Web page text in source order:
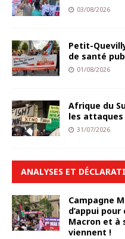
03/08/2026
Petit-
de santé
01/08/2026
Afrique du
les attaques
31/07/2026
ANALYSES ET
Campagne
d’appui
Macron et à
viennent !